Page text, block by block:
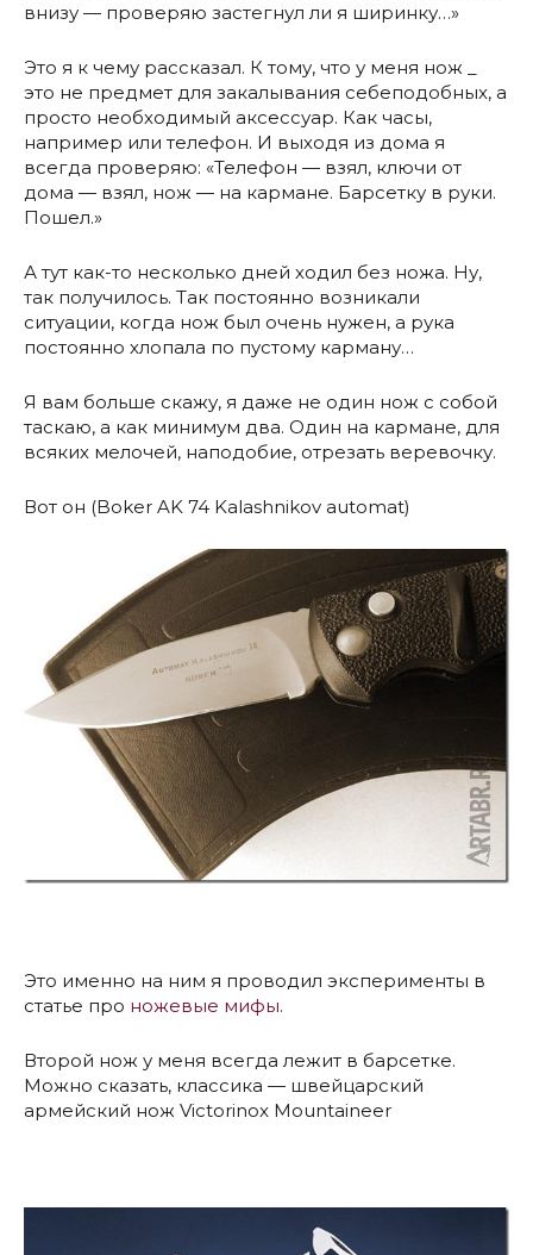
внизу — проверяю застегнул ли я ширинку…»
Это я к чему рассказал. К тому, что у меня нож _
это не предмет для закалывания себеподобных, а
просто необходимый аксессуар. Как часы,
например или телефон. И выходя из дома я
всегда проверяю: «Телефон — взял, ключи от
дома — взял, нож — на кармане. Барсетку в руки.
Пошел.»
А тут как-то несколько дней ходил без ножа. Ну,
так получилось. Так постоянно возникали
ситуации, когда нож был очень нужен, а рука
постоянно хлопала по пустому карману…
Я вам больше скажу, я даже не один нож с собой
таскаю, а как минимум два. Один на кармане, для
всяких мелочей, наподобие, отрезать веревочку.
Вот он (Boker AK 74 Kalashnikov automat)
Это именно на ним я проводил эксперименты в
статье про ножевые мифы.
Второй нож у меня всегда лежит в барсетке.
Можно сказать, классика — швейцарский
армейский нож Victorinox Mountaineer